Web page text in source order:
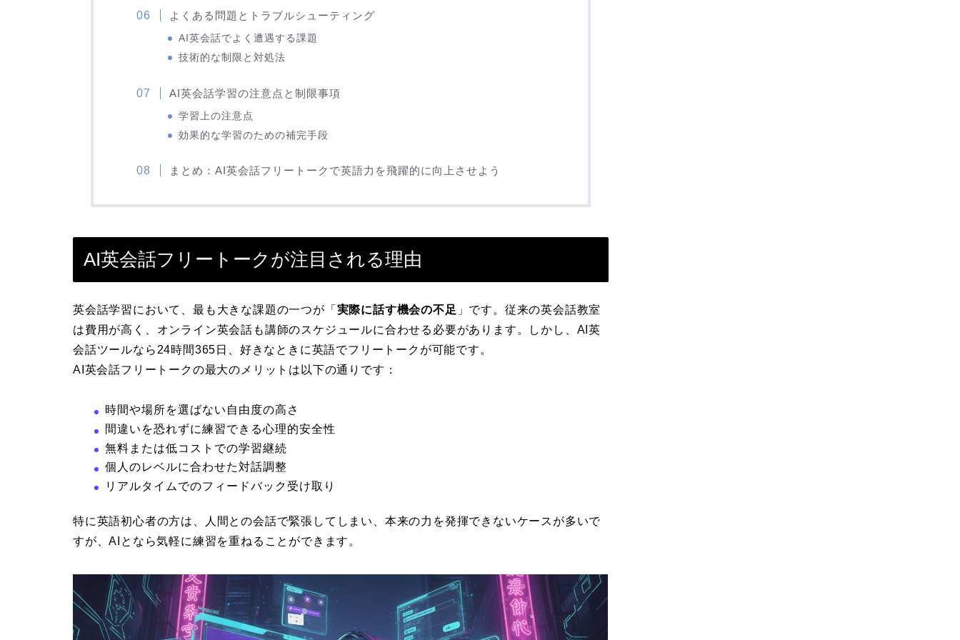
よくある問題とトラブルシューティング
AI英会話でよく遭遇する課題
技術的な制限と対処法
AI英会話学習の注意点と制限事項
学習上の注意点
効果的な学習のための補完手段
まとめ：AI英会話フリートークで英語力を飛躍的に向上させよう
AI英会話フリートークが注目される理由
英会話学習において、最も大きな課題の一つが「 実際に話す機会の不足 」です。従来の英会話教室
は費用が高く、オンライン英会話も講師のスケジュールに合わせる必要があります。しかし、AI英
会話ツールなら24時間365日、好きなときに英語でフリートークが可能です。
AI英会話フリートークの最大のメリットは以下の通りです：
時間や場所を選ばない自由度の高さ
間違いを恐れずに練習できる心理的安全性
無料または低コストでの学習継続
個人のレベルに合わせた対話調整
リアルタイムでのフィードバック受け取り
特に英語初心者の方は、人間との会話で緊張してしまい、本来の力を発揮できないケースが多いで
すが、AIとなら気軽に練習を重ねることができます。